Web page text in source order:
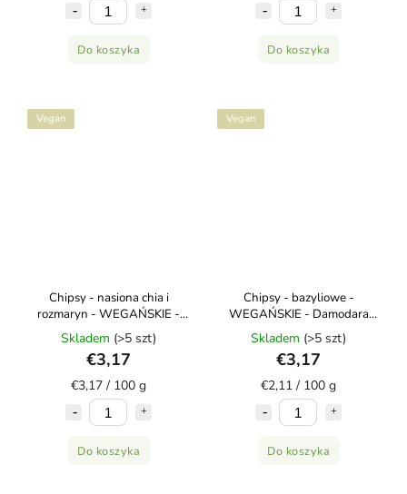
Do koszyka Do koszyka
Vegan
Chipsy - nasiona chia i
rozmaryn - WEGAŃSKIE -
Damodara 100g
Skladem (>5 szt)
€3,17
€3,17 / 100 g
Do koszyka
Vegan
Chipsy - bazyliowe -
WEGAŃSKIE - Damodara
150g
Skladem (>5 szt)
€3,17
€2,11 / 100 g
Do koszyka